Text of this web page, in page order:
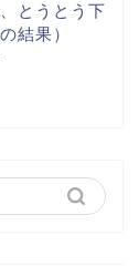
とうとう下
結果）